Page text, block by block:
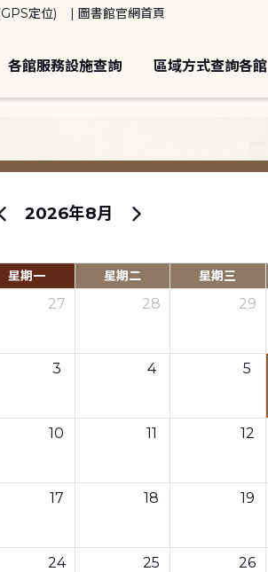
定位) 圖書館官網首頁
各館服務設施查詢 區域方式查詢各館
2026年8月
星期一 星期二 星期三
27 28 29
3 4 5
10 11 12
17 18 19
24 25 26